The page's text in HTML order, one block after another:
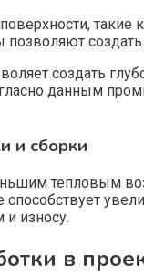
создать
данным
и сборки
тепловым
износу.
в